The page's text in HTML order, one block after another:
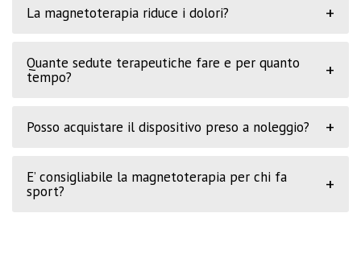
La magnetoterapia riduce i dolori? +
Quante sedute terapeutiche fare e per quanto
tempo?
+
Posso acquistare il dispositivo preso a noleggio? +
E’ consigliabile la magnetoterapia per chi fa
sport?
+